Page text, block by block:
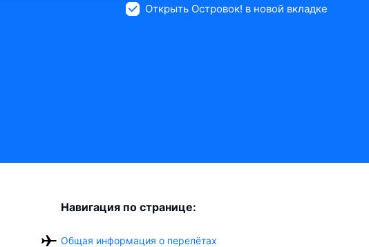
Открыть Островок! в новой вкладке
Навигация по странице:
Общая информация о перелётах